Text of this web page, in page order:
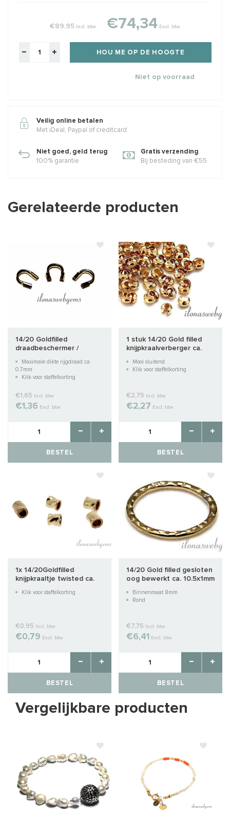
€89,95 Incl. btw €74,34 Excl. btw
HOU ME OP DE HOOGTE
Niet op voorraad
Veilig online betalen
Met iDeal, Paypal of creditcard
Niet goed, geld terug
100% garantie
Gratis verzending
Bij besteding van €55
Gerelateerde producten
14/20 Goldfilled
draadbeschermer /
Maximale dikte rijgdraad ca.
0.7mm
Klik voor staffelkorting
€1,65 Incl. btw
€1,36 Excl. btw
BESTEL
1 stuk 14/20 Gold filled
knijpkraalverberger ca.
Mooi sluitend
Klik voor staffelkorting
€2,75 Incl. btw
€2,27 Excl. btw
BESTEL
1x 14/20Goldfilled
knijpkraaltje twisted ca.
Klik voor staffelkorting
€0,95 Incl. btw
€0,79 Excl. btw
BESTEL
14/20 Gold filled gesloten
oog bewerkt ca. 10.5x1mm
Binnenmaat 8mm
Rond
€7,75 Incl. btw
€6,41 Excl. btw
BESTEL
Vergelijkbare producten